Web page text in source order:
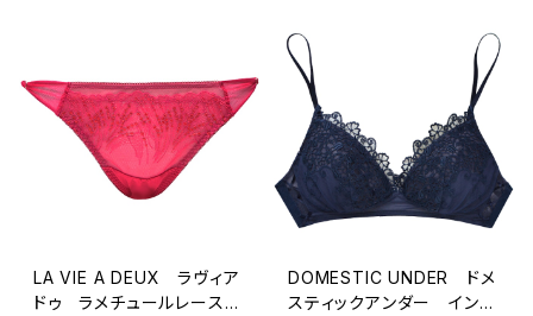
LA VIE A DEUX ラヴィア
ドゥ ラメチュールレース
DOMESTIC UNDER ドメ
スティックアンダー インケ